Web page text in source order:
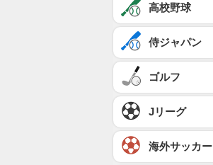
高校野球
侍ジャパン
ゴルフ
Jリーグ
海外サッカー